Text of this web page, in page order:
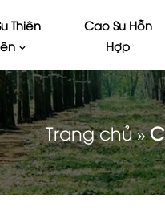
Thiên
Cao Su Hỗn
Hợp
Trang chủ»